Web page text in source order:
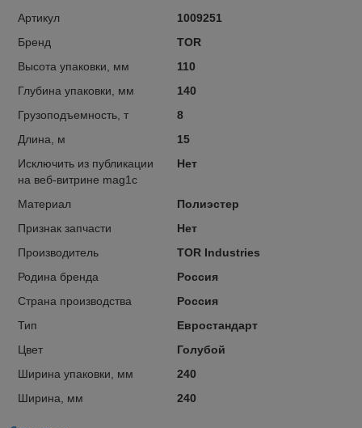
Артикул
1009251
Бренд
TOR
Высота упаковки, мм
110
Глубина упаковки, мм
140
Грузоподъемность, т
8
Длина, м
15
Исключить из публикации
на веб-витрине mag1c
Нет
Материал
Полиэстер
Признак запчасти
Нет
Производитель
TOR Industries
Родина бренда
Россия
Страна производства
Россия
Тип
Евростандарт
Цвет
Голубой
Ширина упаковки, мм
240
Ширина, мм
240